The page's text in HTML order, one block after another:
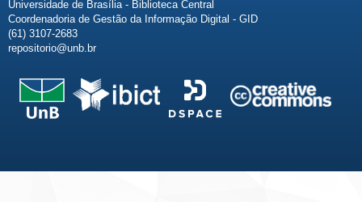
Universidade de Brasília - Biblioteca Central
Coordenadoria de Gestão da Informação Digital - GID
(61) 3107-2683
repositorio@unb.br